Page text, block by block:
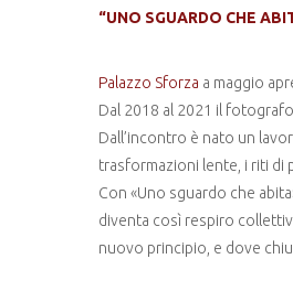
“UNO SGUARDO CHE
Palazzo Sforza a maggio
Dal 2018 al 2021 il
Dall’incontro è nato un
trasformazioni lente, i riti di
Con «Uno sguardo che
diventa così respiro
nuovo principio, e dove